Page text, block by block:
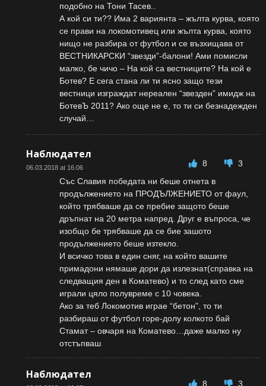
подобно на Тони Тасев..
А кой си ти?? Има 2 вариянта – жълта курва, която
се прави на локомотивец или жълта курва, която
нищо не разбира от футбол и се възхищава от
ВЕСТНИКАРСКИ “звезди”-балони! Ами помисли
малко, бе чичо – На кой са вестниците? На кой е
Ботев? Е сега стана ли ти ясно защо тези
вестници изграждат нереален “звезден” имидж на
БотевЪ 2011? Ако още не е, то ти си безнадежден
случай…
Наблюдател
06.03.2018 at 16:06 8
3
Със Славия победата ни беше отнета в
продължението на ПРОДЪЛЖЕНИЕТО от фаул,
който трябваше да се пребие защото беше
дръпнат на 20 метра напред. Друг е въпроса, че
изобщо бе трябваше да се бие зашото
продължението беше изтекло.
И всичко това в един сняг, на който вашите
примадони нямаше дори да излезнат(справка на
следващия ден в Коматево) и то след като сме
играли цяло полувреме с 10 човека.
Ако за теб Локомотив играе “бетон”, то ти
разбираш от футбол горе-долу колкото бай
Стамат – овчаря на Коматево…даже малко ну
отстъпваш
Наблюдател
8
3